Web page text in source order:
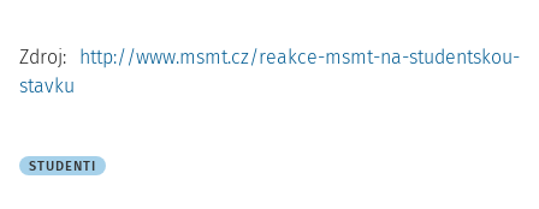
Zdroj: http://www.msmt.cz/reakce-msmt-na-studentskou-
stavku
STUDENTI